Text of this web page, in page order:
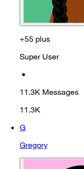
+55 plus
Super User
•
11.3K Messages
11.3K
G
Gregory